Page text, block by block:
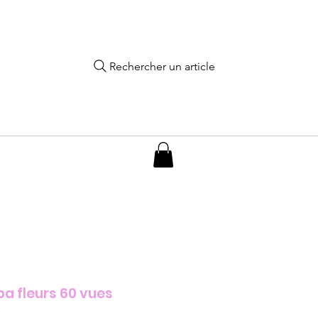
Rechercher un article
fleurs 60 vues